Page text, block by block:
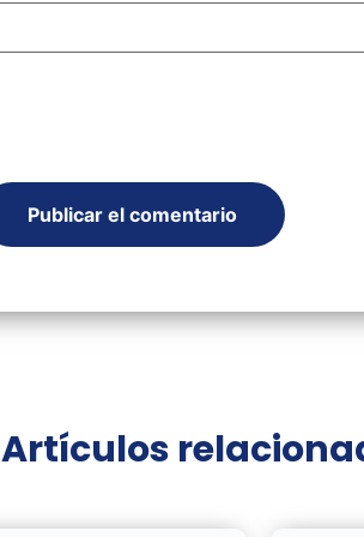
Artículos